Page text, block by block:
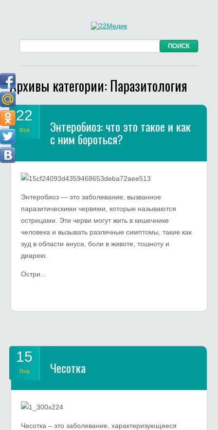
Архивы категории: Паразитология
22
Фев Энтеробиоз: что это такое и как
с ним бороться?
Энтеробиоз — это заболевание, вызванное
паразитическими червями, которые называются
острицами. Эти черви могут жить в кишечнике
человека и вызывать различные симптомы, такие как
зуд в области ануса, боли в животе, тошноту и
диарею.
Остри...
15
Янв Чесотка
Чесотка – это заболевание, характеризующееся